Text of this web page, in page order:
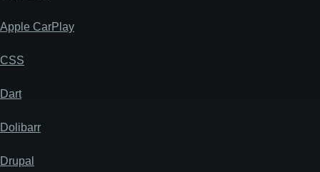
Apple CarPlay
CSS
Dart
Dolibarr
Drupal